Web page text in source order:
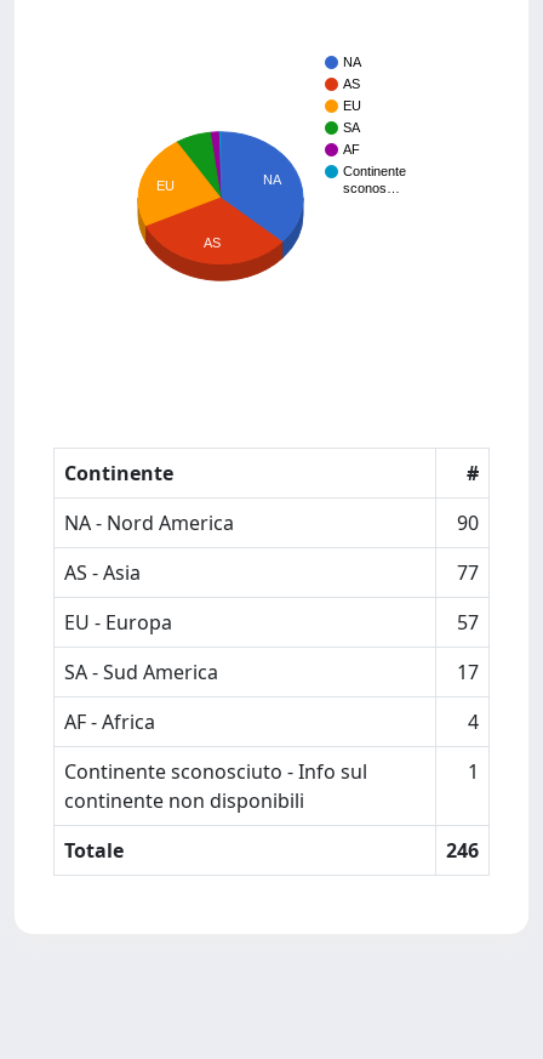
NA
AS
EU
SA
AF
Continente
sconos…
NA
EU
AS
Continente
#
NA - Nord America
90
AS - Asia
77
EU - Europa
57
SA - Sud America
17
AF - Africa
4
Continente sconosciuto - Info sul
continente non disponibili
1
Totale 246